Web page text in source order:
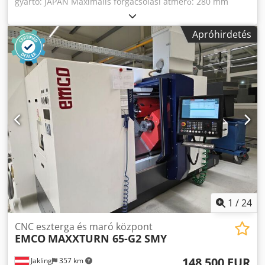
Orszó maximális fordulatszáma: 6000 ford./perc Orszóra
szerelt eszközök: 2 db Hainbuch tokmány Orszó
áthaladása: 45 mm 12 szerszámos fej Ellentétes orsó
maximális fordulatszáma: 6000 ford./perc
Szerszámérzékelő Alkatrészfogó Rudtartó interfész
Tengelymozgások: X-185 mm Y-100 (+/- 50) mm Z-455 mm
W-460 mm A géppel együtt: Dodpfx Aezrkztec Ujck -8 db
hagyományos tokmány -4 db hajtott tokmány (2/2) -
dokumentáció -fűrészpor-kivető
Apróhirdetés
1 /24
Jakling 357 km
CNC eszterga és maró központ
EMCO MAXXTURN 65-G2 SMY